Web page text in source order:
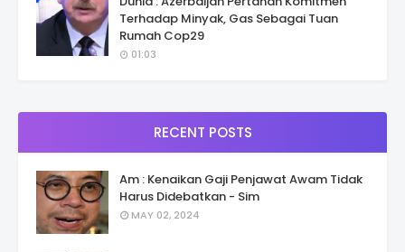
Terhadap Minyak, Gas Sebagai Tuan
Rumah Cop29
01:03
RECENT POSTS
Am : Kenaikan Gaji Penjawat Awam Tidak
Harus Didebatkan - Sim
MAY 02, 2024